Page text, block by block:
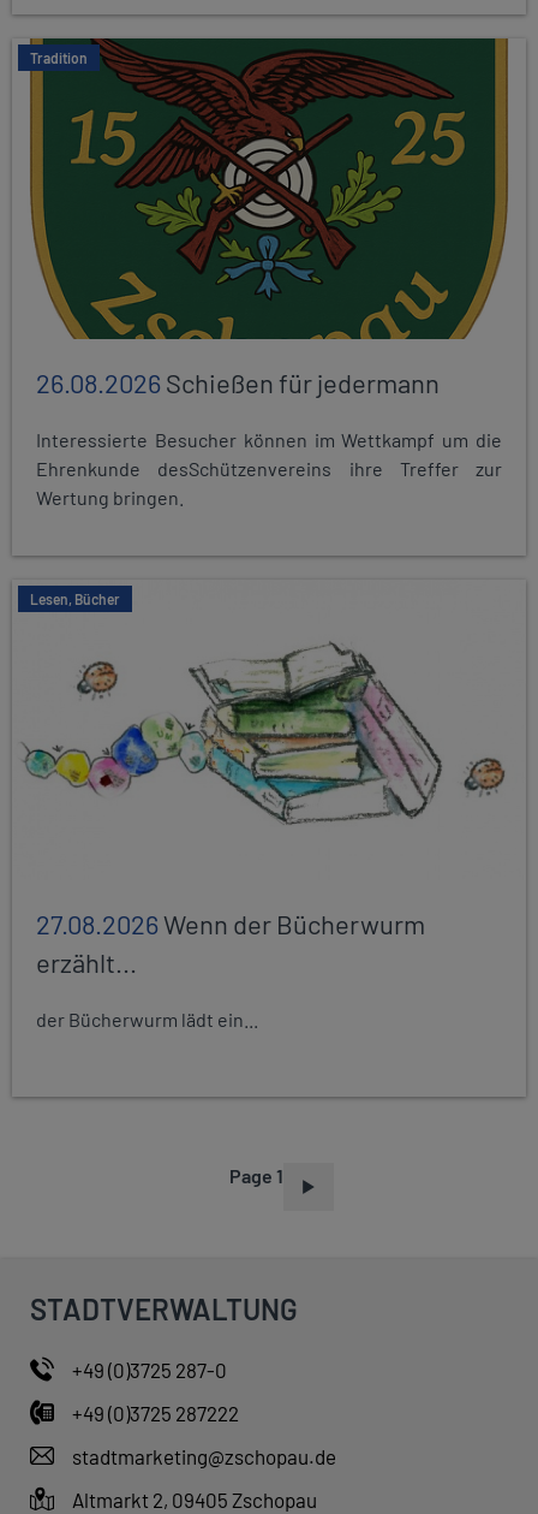
Tradition
26.08.2026Schießen für jedermann
Interessierte Besucher können im Wettkampf um die
Ehrenkunde desSchützenvereins ihre Treffer zur
Wertung bringen.
Lesen, Bücher
27.08.2026Wenn der Bücherwurm
erzählt...
der Bücherwurm lädt ein...
Page 1
STADTVERWALTUNG
+49 (0)3725 287-0
+49 (0)3725 287222
stadtmarketing@zschopau.de
Altmarkt 2, 09405 Zschopau